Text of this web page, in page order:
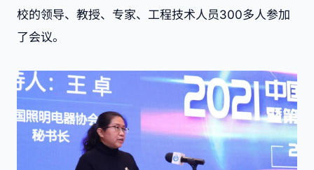
校的领导、教授、专家、工程技术人员300多人参加
了会议。